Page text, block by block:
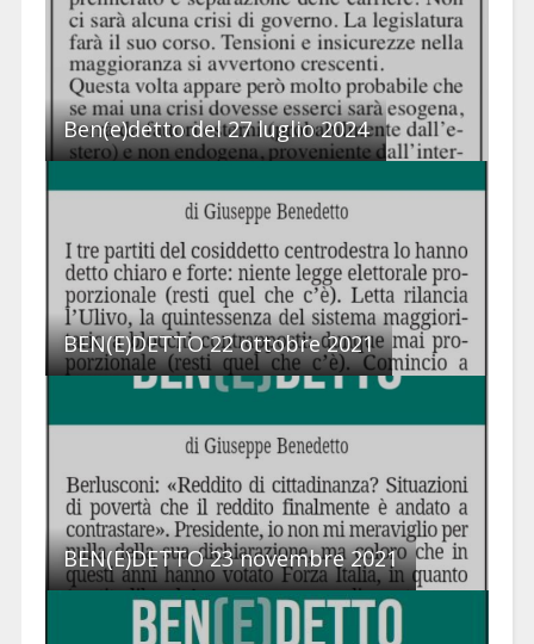
Ben(e)detto del 27 luglio 2024
BEN(E)DETTO 22 ottobre 2021
BEN(E)DETTO 23 novembre 2021